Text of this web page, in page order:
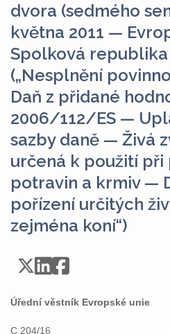
dvora (sedmého
května 2011 —
Spolková
(„Nesplnění
Daň z přidané
2006/112/ES —
sazby daně — Živá
určená k použití při
potravin a krmiv —
pořízení určitých
zejména koní“)
Úřední věstník Evropské unie
C 204/16